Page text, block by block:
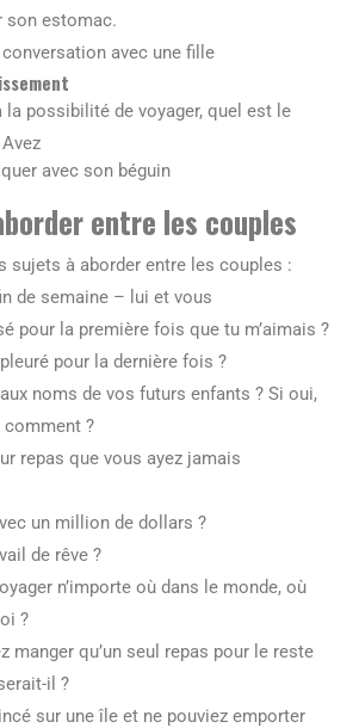
son estomac.
avec une fille
la possibilité de voyager, quel est le
avec son béguin
entre les couples
sujets à aborder entre les couples :
de semaine – lui et vous
pour la première fois que tu m’aimais ?
pour la dernière fois ?
noms de vos futurs enfants ? Si oui,
comment ?
repas que vous ayez jamais
un million de dollars ?
de rêve ?
n’importe où dans le monde, où
?
manger qu’un seul repas pour le reste
il ?
sur une île et ne pouviez emporter